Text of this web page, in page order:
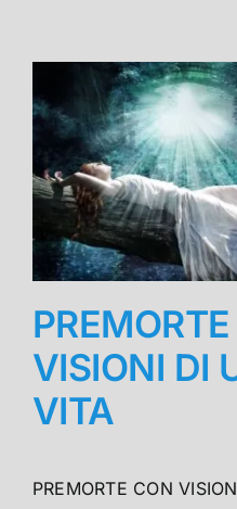
VISIONI DI
VITA
PREMORTE CON